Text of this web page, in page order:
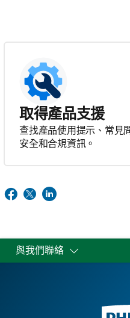
取得產品支援
查找產品使用提示、常見
安全和合規資訊。
與我們聯絡